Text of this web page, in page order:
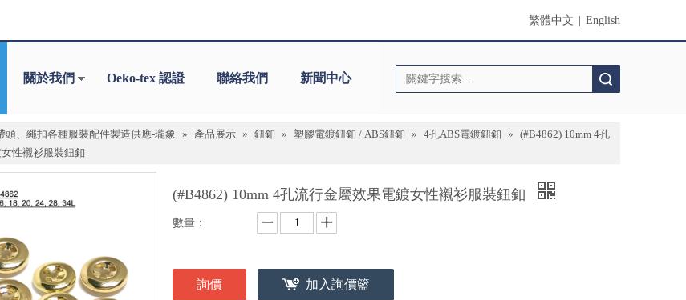
繁體中文 English
關於我們 Oeko-tex 認證 聯絡我們 新聞中心
頭、繩扣各種服裝配件製造供應-瓏象 » 產品展示 » 鈕釦 » 塑膠電鍍鈕釦 / ABS鈕釦 » 4孔ABS電鍍鈕釦 » (#B4862) 10mm 4孔
性襯衫服裝鈕釦
(#B4862) 10mm 4孔流行金屬效果電鍍女性襯衫服裝鈕釦
數量：
詢價 加入詢價籃